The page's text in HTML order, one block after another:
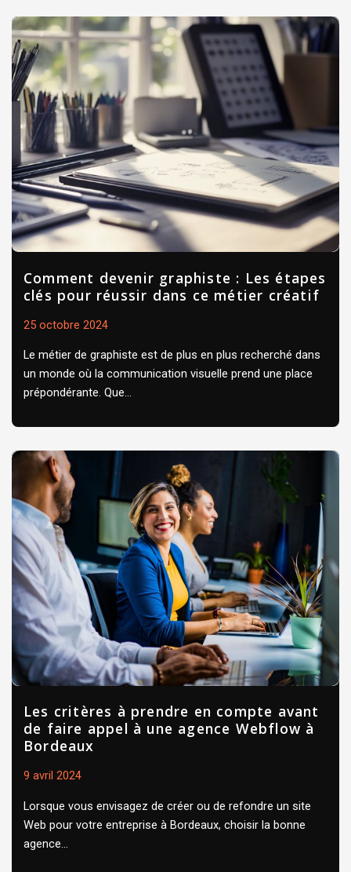
Comment devenir graphiste : Les étapes
clés pour réussir dans ce métier créatif
25 octobre 2024
Le métier de graphiste est de plus en plus recherché dans
un monde où la communication visuelle prend une place
prépondérante. Que...
Les critères à prendre en compte avant
de faire appel à une agence Webflow à
Bordeaux
9 avril 2024
Lorsque vous envisagez de créer ou de refondre un site
Web pour votre entreprise à Bordeaux, choisir la bonne
agence...